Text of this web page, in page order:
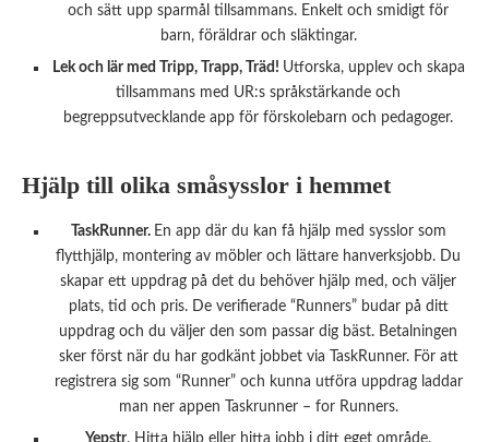
och sätt upp sparmål tillsammans. Enkelt och smidigt för
barn, föräldrar och släktingar.
Lek och lär med Tripp, Trapp, Träd! Utforska, upplev och skapa
tillsammans med UR:s språkstärkande och
begreppsutvecklande app för förskolebarn och pedagoger.
Hjälp till olika småsysslor i hemmet
TaskRunner. En app där du kan få hjälp med sysslor som
flytthjälp, montering av möbler och lättare hanverksjobb. Du
skapar ett uppdrag på det du behöver hjälp med, och väljer
plats, tid och pris. De verifierade “Runners” budar på ditt
uppdrag och du väljer den som passar dig bäst. Betalningen
sker först när du har godkänt jobbet via TaskRunner. För att
registrera sig som “Runner” och kunna utföra uppdrag laddar
man ner appen Taskrunner – for Runners.
Yepstr. Hitta hjälp eller hitta jobb i ditt eget område.